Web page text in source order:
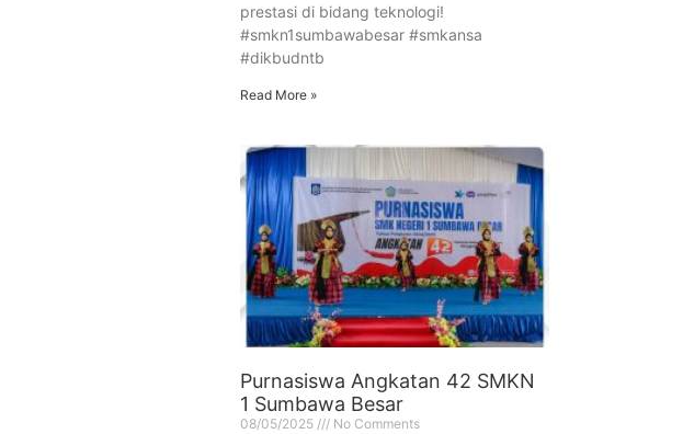
prestasi di bidang teknologi!
#smkn1sumbawabesar #smkansa
#dikbudntb
Read More »
Purnasiswa Angkatan 42 SMKN
1 Sumbawa Besar
08/05/2025 No Comments